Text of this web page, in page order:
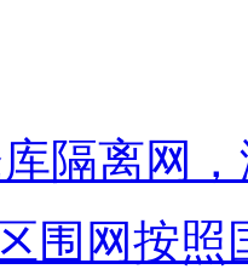
隔离网
围网按照